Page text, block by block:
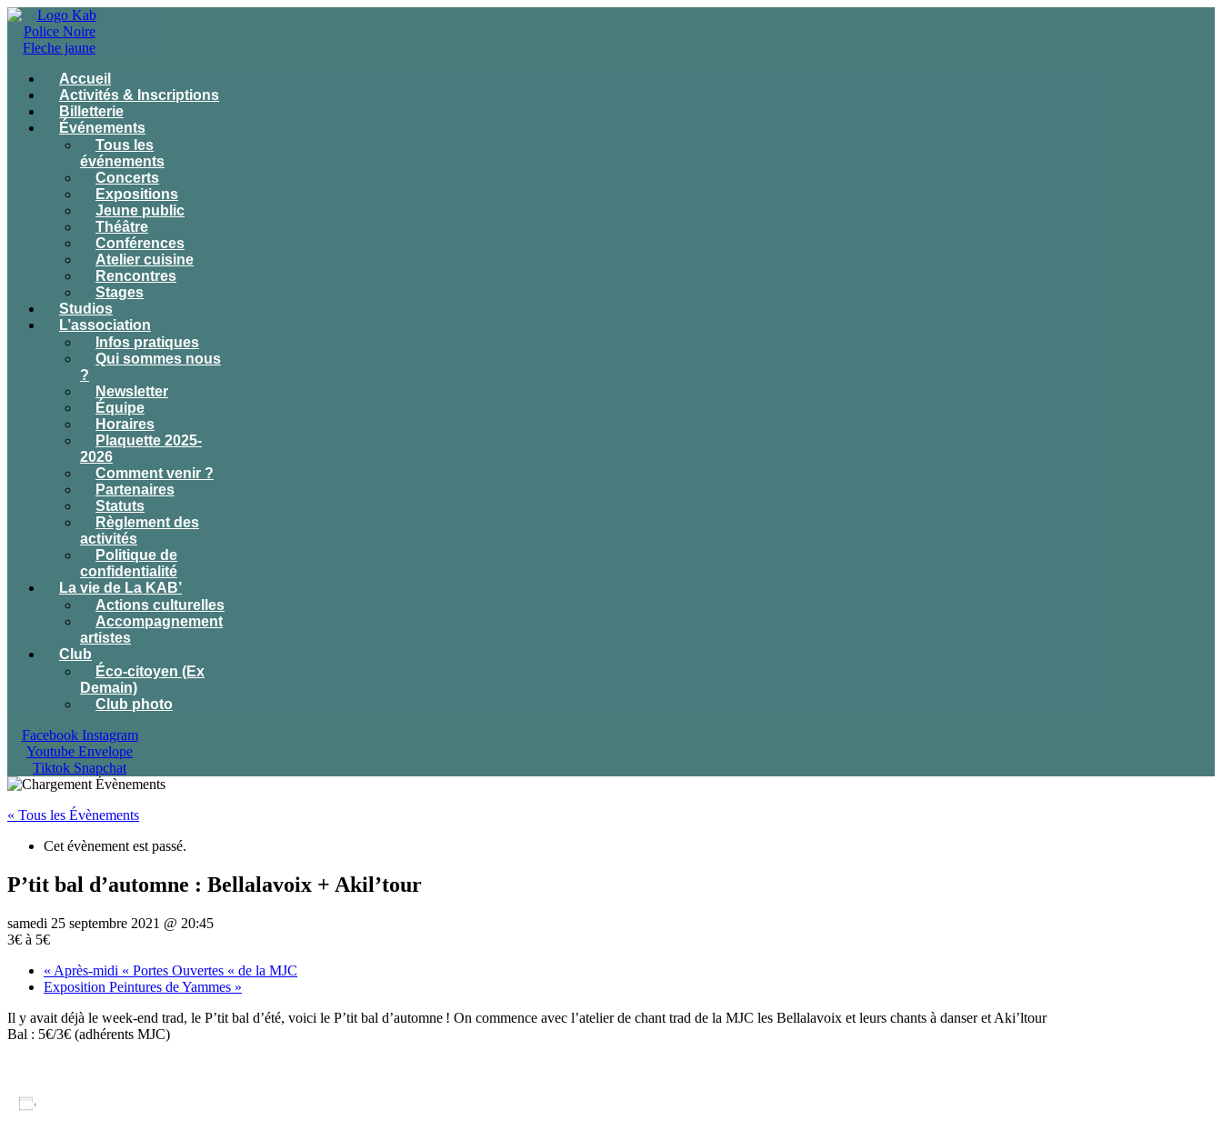
Accueil
Activités & Inscriptions
Billetterie
Événements
Tous les
événements
Concerts
Expositions
Jeune public
Théâtre
Conférences
Atelier cuisine
Rencontres
Stages
Studios
L’association
Infos pratiques
Qui sommes nous
?
Newsletter
Équipe
Horaires
Plaquette 2025-
2026
Comment venir ?
Partenaires
Statuts
Règlement des
activités
Politique de
confidentialité
La vie de La KAB’
Actions culturelles
Accompagnement
artistes
Club
Éco-citoyen (Ex
Demain)
Club photo
Facebook Instagram
Youtube Envelope
Tiktok Snapchat
« Tous les Évènements
Cet évènement est passé.
P’tit bal d’automne : Bellalavoix + Akil’tour
samedi 25 septembre 2021 @ 20:45
3€ à 5€
« Après-midi « Portes Ouvertes « de la MJC
Exposition Peintures de Yammes »
Il y avait déjà le week-end trad, le P’tit bal d’été, voici le P’tit bal d’automne ! On commence avec l’atelier de chant trad de la MJC les Bellalavoix et leurs chants à danser et Aki’ltour
Bal : 5€/3€ (adhérents MJC)